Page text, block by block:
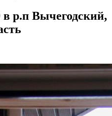
р.п Вычегодский,